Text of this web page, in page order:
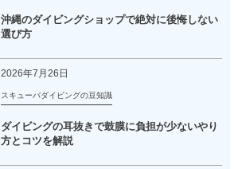
沖縄のダイビングショップで絶対に後悔しない
選び方
2026年7月26日
スキューバダイビングの豆知識
ダイビングの耳抜きで鼓膜に負担が少ないやり
方とコツを解説